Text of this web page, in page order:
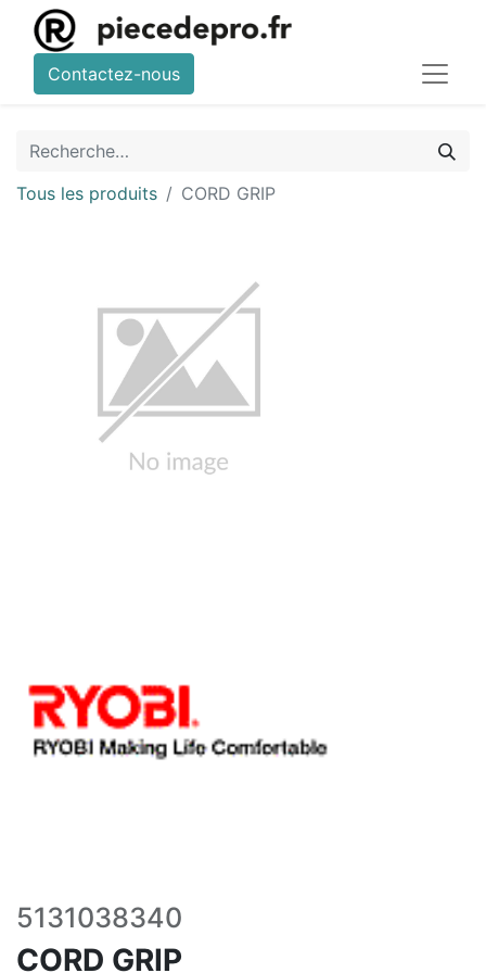
Contactez-nous
Tous les produits CORD GRIP
5131038340
CORD GRIP